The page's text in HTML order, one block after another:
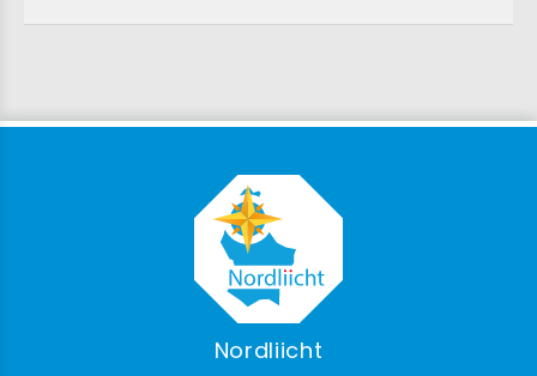
Nordliicht